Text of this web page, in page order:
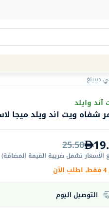
ديبينغ
آند وايلد
شفاه ويت اند ويلد ميجا
25.50
الأسعار تشمل ضريبة القيمة المضافة)
التوصيل اليوم